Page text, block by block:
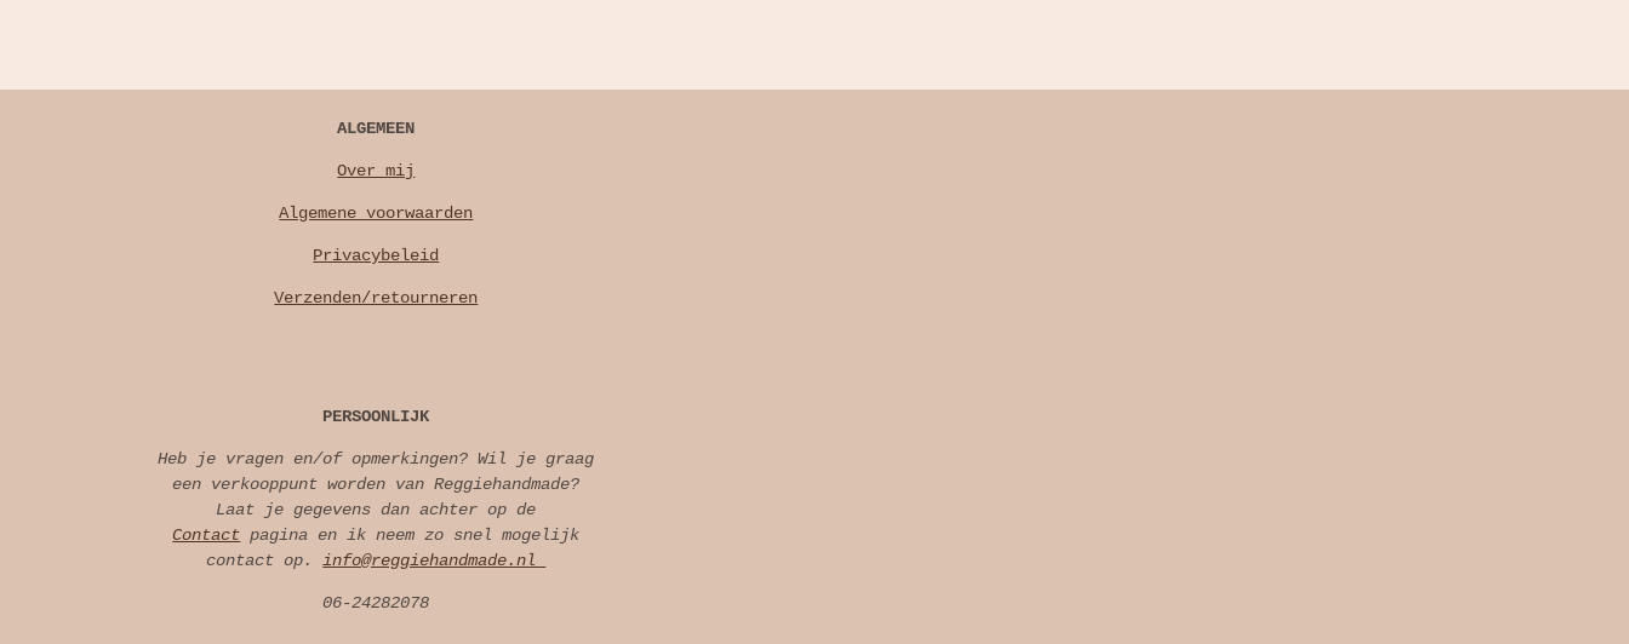
ALGEMEEN
Over mij
Algemene voorwaarden
Privacybeleid
Verzenden/retourneren
PERSOONLIJK
Heb je vragen en/of opmerkingen? Wil je graag
een verkooppunt worden van Reggiehandmade?
Laat je gegevens dan achter op de
Contact pagina en ik neem zo snel mogelijk
contact op.info@reggiehandmade.nl
06-24282078